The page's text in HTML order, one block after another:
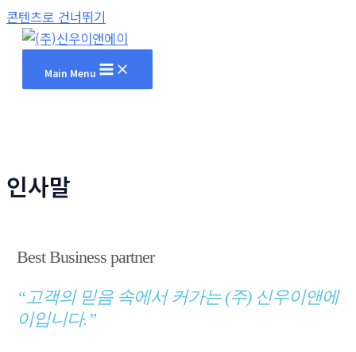
콘텐츠로 건너뛰기
Main Menu
인사말
Best Business partner
“고객의 믿음 속에서 커가는 (주) 신우이앤에
이입니다.”